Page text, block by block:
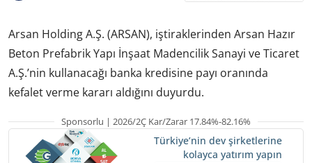
Arsan Holding A.Ş. (ARSAN), iştiraklerinden Arsan Hazır
Beton Prefabrik Yapı İnşaat Madencilik Sanayi ve Ticaret
A.Ş.’nin kullanacağı banka kredisine payı oranında
kefalet verme kararı aldığını duyurdu.
Sponsorlu | 2026/2Ç Kar/Zarar 17.84%-82.16%
Türkiye’nin dev şirketlerine
kolayca yatırım yapın